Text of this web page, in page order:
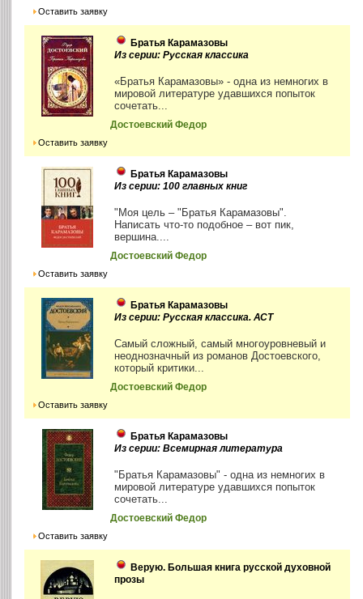
Оставить заявку
Братья Карамазовы
Из серии: Русская классика
«Братья Карамазовы» - одна из немногих в
мировой литературе удавшихся попыток
сочетать...
Достоевский Федор
Оставить заявку
Братья Карамазовы
Из серии: 100 главных книг
"Моя цель – "Братья Карамазовы".
Написать что-то подобное – вот пик,
вершина....
Достоевский Федор
Оставить заявку
Братья Карамазовы
Из серии: Русская классика. АСТ
Самый сложный, самый многоуровневый и
неоднозначный из романов Достоевского,
который критики...
Достоевский Федор
Оставить заявку
Братья Карамазовы
Из серии: Всемирная литература
"Братья Карамазовы" - одна из немногих в
мировой литературе удавшихся попыток
сочетать...
Достоевский Федор
Оставить заявку
Верую. Большая книга русской духовной
прозы